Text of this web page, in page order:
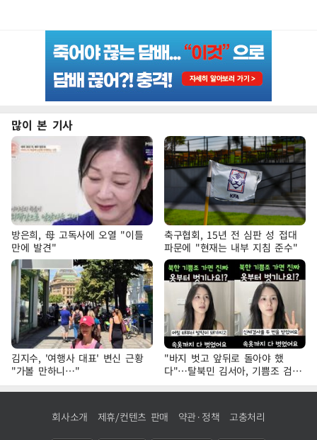
많이 본 기사
방은희, 母 고독사에 오열 "이틀
만에 발견"
축구협회, 15년 전 심판 성 접대
파문에 "현재는 내부 지침 준수"
김지수, '여행사 대표' 변신 근황
"가볼 만하니…"
"바지 벗고 앞뒤로 돌아야 했
다"…탈북민 김서아, 기쁨조 검사
수치심 회상
회사소개 제휴/컨텐츠 판매 약관·정책 고충처리